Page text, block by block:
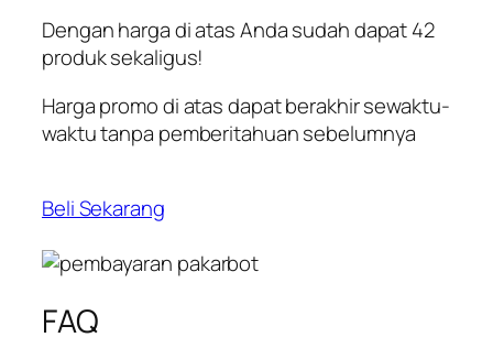
Dengan harga di atas Anda sudah dapat 42
produk sekaligus!
Harga promo di atas dapat berakhir sewaktu-
waktu tanpa pemberitahuan sebelumnya
Beli Sekarang
FAQ